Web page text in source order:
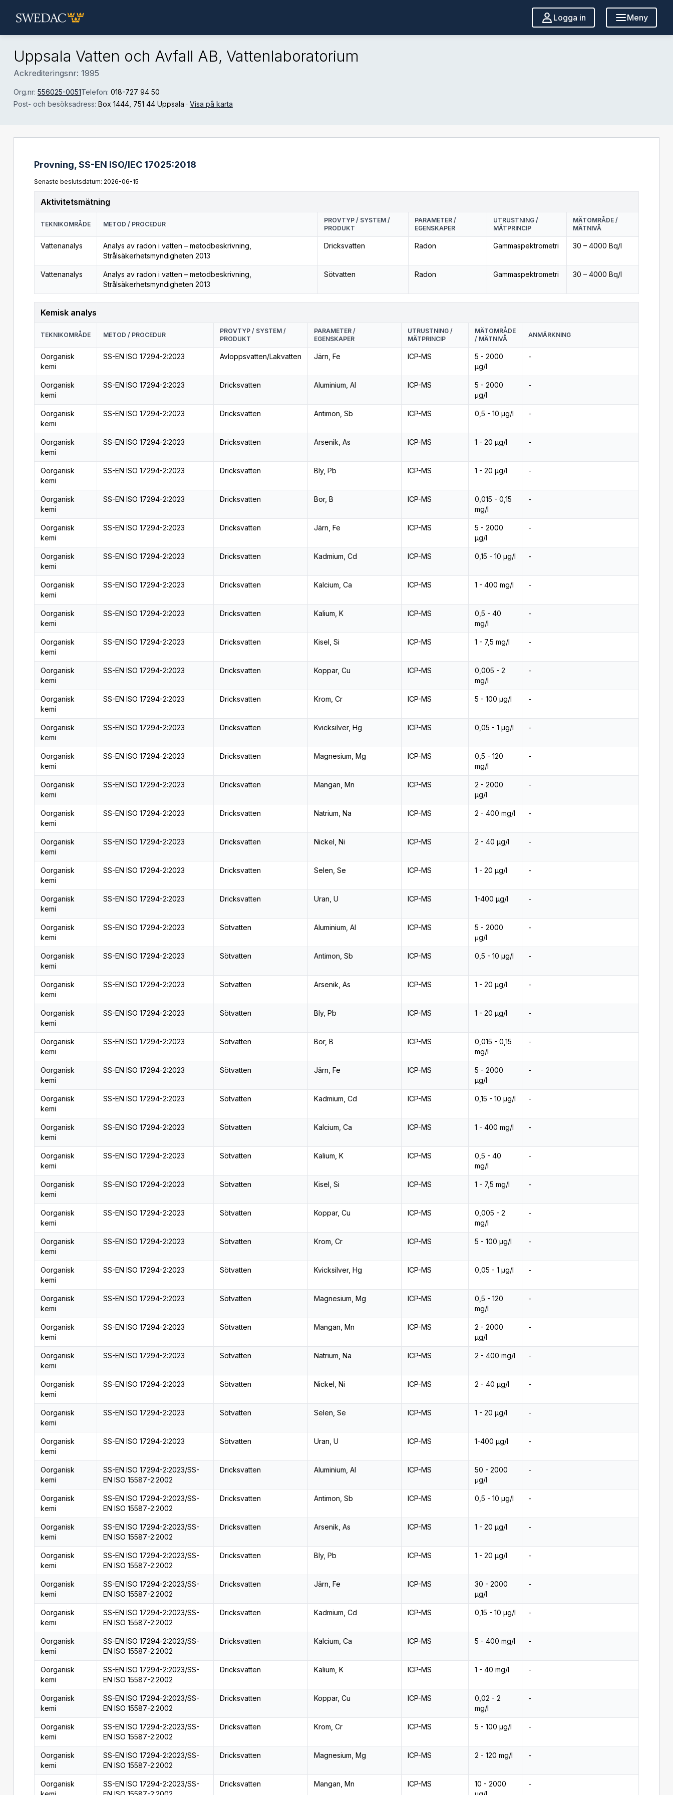
Logga in Meny
Uppsala Vatten och Avfall AB, Vattenlaboratorium
Ackrediteringsnr: 1995
Org.nr: 556025-0051Telefon: 018-727 94 50
Post- och besöksadress: Box 1444, 751 44 Uppsala · Visa på karta
Provning, SS-EN ISO/IEC 17025:2018
Senaste beslutsdatum: 2026-06-15
Aktivitetsmätning
TEKNIKOMRÅDE METOD / PROCEDUR
PROVTYP / SYSTEM /
PRODUKT
PARAMETER /
EGENSKAPER
UTRUSTNING /
MÄTPRINCIP
MÄTOMRÅDE /
MÄTNIVÅ
Vattenanalys
Analys av radon i vatten – metodbeskrivning,
Strålsäkerhetsmyndigheten 2013
Dricksvatten Radon Gammaspektrometri 30 – 4000 Bq/l
Vattenanalys
Analys av radon i vatten – metodbeskrivning,
Strålsäkerhetsmyndigheten 2013
Sötvatten Radon Gammaspektrometri 30 – 4000 Bq/l
Kemisk analys
TEKNIKOMRÅDE METOD / PROCEDUR
PROVTYP / SYSTEM /
PRODUKT
PARAMETER /
EGENSKAPER
UTRUSTNING /
MÄTPRINCIP
MÄTOMRÅDE
/ MÄTNIVÅ
ANMÄRKNING
Oorganisk
kemi
SS-EN ISO 17294-2:2023 Avloppsvatten/Lakvatten Järn, Fe ICP-MS
5 - 2000
µg/l
-
Oorganisk
kemi
SS-EN ISO 17294-2:2023 Dricksvatten Aluminium, Al ICP-MS
5 - 2000
μg/l
-
Oorganisk
kemi
SS-EN ISO 17294-2:2023 Dricksvatten Antimon, Sb ICP-MS 0,5 - 10 µg/l -
Oorganisk
kemi
SS-EN ISO 17294-2:2023 Dricksvatten Arsenik, As ICP-MS 1 - 20 µg/l -
Oorganisk
kemi
SS-EN ISO 17294-2:2023 Dricksvatten Bly, Pb ICP-MS 1 - 20 µg/l -
Oorganisk
kemi
SS-EN ISO 17294-2:2023 Dricksvatten Bor, B ICP-MS
0,015 - 0,15
mg/l
-
Oorganisk
kemi
SS-EN ISO 17294-2:2023 Dricksvatten Järn, Fe ICP-MS
5 - 2000
µg/l
-
Oorganisk
kemi
SS-EN ISO 17294-2:2023 Dricksvatten Kadmium, Cd ICP-MS 0,15 - 10 µg/l -
Oorganisk
kemi
SS-EN ISO 17294-2:2023 Dricksvatten Kalcium, Ca ICP-MS 1 - 400 mg/l -
Oorganisk
kemi
SS-EN ISO 17294-2:2023 Dricksvatten Kalium, K ICP-MS
0,5 - 40
mg/l
-
Oorganisk
kemi
SS-EN ISO 17294-2:2023 Dricksvatten Kisel, Si ICP-MS 1 - 7,5 mg/l -
Oorganisk
kemi
SS-EN ISO 17294-2:2023 Dricksvatten Koppar, Cu ICP-MS
0,005 - 2
mg/l
-
Oorganisk
kemi
SS-EN ISO 17294-2:2023 Dricksvatten Krom, Cr ICP-MS 5 - 100 µg/l -
Oorganisk
kemi
SS-EN ISO 17294-2:2023 Dricksvatten Kvicksilver, Hg ICP-MS 0,05 - 1 µg/l -
Oorganisk
kemi
SS-EN ISO 17294-2:2023 Dricksvatten Magnesium, Mg ICP-MS
0,5 - 120
mg/l
-
Oorganisk
kemi
SS-EN ISO 17294-2:2023 Dricksvatten Mangan, Mn ICP-MS
2 - 2000
µg/l
-
Oorganisk
kemi
SS-EN ISO 17294-2:2023 Dricksvatten Natrium, Na ICP-MS 2 - 400 mg/l -
Oorganisk
kemi
SS-EN ISO 17294-2:2023 Dricksvatten Nickel, Ni ICP-MS 2 - 40 µg/l -
Oorganisk
kemi
SS-EN ISO 17294-2:2023 Dricksvatten Selen, Se ICP-MS 1 - 20 µg/l -
Oorganisk
kemi
SS-EN ISO 17294-2:2023 Dricksvatten Uran, U ICP-MS 1-400 µg/l -
Oorganisk
kemi
SS-EN ISO 17294-2:2023 Sötvatten Aluminium, Al ICP-MS
5 - 2000
μg/l
-
Oorganisk
kemi
SS-EN ISO 17294-2:2023 Sötvatten Antimon, Sb ICP-MS 0,5 - 10 µg/l -
Oorganisk
kemi
SS-EN ISO 17294-2:2023 Sötvatten Arsenik, As ICP-MS 1 - 20 µg/l -
Oorganisk
kemi
SS-EN ISO 17294-2:2023 Sötvatten Bly, Pb ICP-MS 1 - 20 µg/l -
Oorganisk
kemi
SS-EN ISO 17294-2:2023 Sötvatten Bor, B ICP-MS
0,015 - 0,15
mg/l
-
Oorganisk
kemi
SS-EN ISO 17294-2:2023 Sötvatten Järn, Fe ICP-MS
5 - 2000
µg/l
-
Oorganisk
kemi
SS-EN ISO 17294-2:2023 Sötvatten Kadmium, Cd ICP-MS 0,15 - 10 µg/l -
Oorganisk
kemi
SS-EN ISO 17294-2:2023 Sötvatten Kalcium, Ca ICP-MS 1 - 400 mg/l -
Oorganisk
kemi
SS-EN ISO 17294-2:2023 Sötvatten Kalium, K ICP-MS
0,5 - 40
mg/l
-
Oorganisk
kemi
SS-EN ISO 17294-2:2023 Sötvatten Kisel, Si ICP-MS 1 - 7,5 mg/l -
Oorganisk
kemi
SS-EN ISO 17294-2:2023 Sötvatten Koppar, Cu ICP-MS
0,005 - 2
mg/l
-
Oorganisk
kemi
SS-EN ISO 17294-2:2023 Sötvatten Krom, Cr ICP-MS 5 - 100 µg/l -
Oorganisk
kemi
SS-EN ISO 17294-2:2023 Sötvatten Kvicksilver, Hg ICP-MS 0,05 - 1 µg/l -
Oorganisk
kemi
SS-EN ISO 17294-2:2023 Sötvatten Magnesium, Mg ICP-MS
0,5 - 120
mg/l
-
Oorganisk
kemi
SS-EN ISO 17294-2:2023 Sötvatten Mangan, Mn ICP-MS
2 - 2000
µg/l
-
Oorganisk
kemi
SS-EN ISO 17294-2:2023 Sötvatten Natrium, Na ICP-MS 2 - 400 mg/l -
Oorganisk
kemi
SS-EN ISO 17294-2:2023 Sötvatten Nickel, Ni ICP-MS 2 - 40 µg/l -
Oorganisk
kemi
SS-EN ISO 17294-2:2023 Sötvatten Selen, Se ICP-MS 1 - 20 µg/l -
Oorganisk
kemi
SS-EN ISO 17294-2:2023 Sötvatten Uran, U ICP-MS 1-400 µg/l -
Oorganisk
kemi
SS-EN ISO 17294-2:2023/SS-
EN ISO 15587-2:2002
Dricksvatten Aluminium, Al ICP-MS
50 - 2000
μg/l
-
Oorganisk
kemi
SS-EN ISO 17294-2:2023/SS-
EN ISO 15587-2:2002
Dricksvatten Antimon, Sb ICP-MS 0,5 - 10 µg/l -
Oorganisk
kemi
SS-EN ISO 17294-2:2023/SS-
EN ISO 15587-2:2002
Dricksvatten Arsenik, As ICP-MS 1 - 20 µg/l -
Oorganisk
kemi
SS-EN ISO 17294-2:2023/SS-
EN ISO 15587-2:2002
Dricksvatten Bly, Pb ICP-MS 1 - 20 µg/l -
Oorganisk
kemi
SS-EN ISO 17294-2:2023/SS-
EN ISO 15587-2:2002
Dricksvatten Järn, Fe ICP-MS
30 - 2000
µg/l
-
Oorganisk
kemi
SS-EN ISO 17294-2:2023/SS-
EN ISO 15587-2:2002
Dricksvatten Kadmium, Cd ICP-MS 0,15 - 10 µg/l -
Oorganisk
kemi
SS-EN ISO 17294-2:2023/SS-
EN ISO 15587-2:2002
Dricksvatten Kalcium, Ca ICP-MS 5 - 400 mg/l -
Oorganisk
kemi
SS-EN ISO 17294-2:2023/SS-
EN ISO 15587-2:2002
Dricksvatten Kalium, K ICP-MS 1 - 40 mg/l -
Oorganisk
kemi
SS-EN ISO 17294-2:2023/SS-
EN ISO 15587-2:2002
Dricksvatten Koppar, Cu ICP-MS
0,02 - 2
mg/l
-
Oorganisk
kemi
SS-EN ISO 17294-2:2023/SS-
EN ISO 15587-2:2002
Dricksvatten Krom, Cr ICP-MS 5 - 100 µg/l -
Oorganisk
kemi
SS-EN ISO 17294-2:2023/SS-
EN ISO 15587-2:2002
Dricksvatten Magnesium, Mg ICP-MS 2 - 120 mg/l -
Oorganisk
SS-EN ISO 17294-2:2023/SS-
Dricksvatten Mangan, Mn ICP-MS
10 - 2000
-